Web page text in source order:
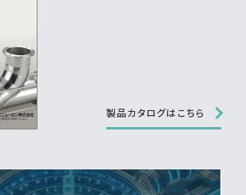
製品カタログはこちら